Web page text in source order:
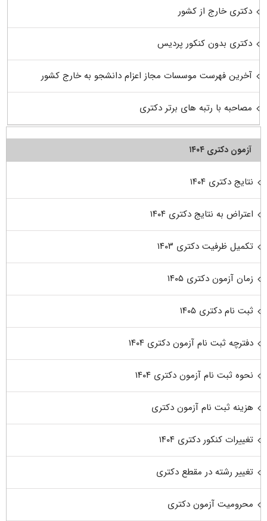
دکتری خارج از کشور
دکتری بدون کنکور پردیس
آخرین فهرست موسسات مجاز اعزام دانشجو به خارج کشور
مصاحبه با رتبه های برتر دکتری
آزمون دکتری ۱۴۰۴
نتایج دکتری ۱۴۰۴
اعتراض به نتایج دکتری ۱۴۰۴
تکمیل ظرفیت دکتری ۱۴۰۳
زمان آزمون دکتری ۱۴۰۵
ثبت نام دکتری ۱۴۰۵
دفترچه ثبت نام آزمون دکتری ۱۴۰۴
نحوه ثبت نام آزمون دکتری ۱۴۰۴
هزینه ثبت نام آزمون دکتری
تغییرات کنکور دکتری ۱۴۰۴
تغییر رشته در مقطع دکتری
محرومیت آزمون دکتری